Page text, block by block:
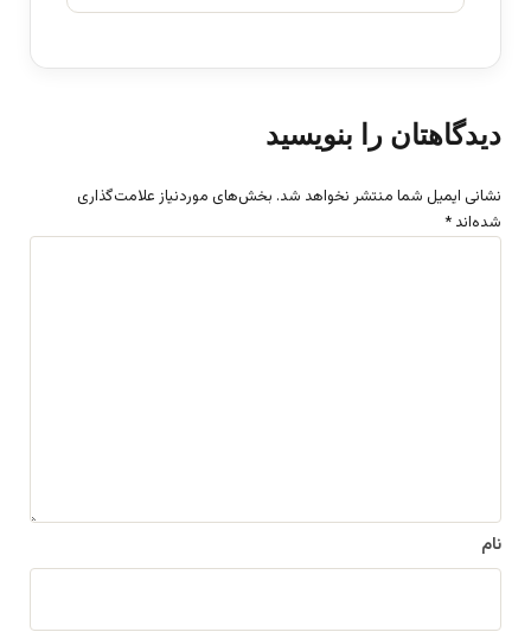
دیدگاهتان را بنویسید
نشانی ایمیل شما منتشر نخواهد شد. بخش‌های موردنیاز علامت‌گذاری
شده‌اند *
نام